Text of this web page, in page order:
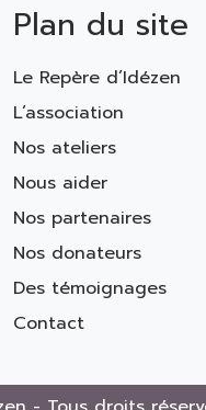
Plan du site
Le Repère d’Idézen
L’association
Nos ateliers
Nous aider
Nos partenaires
Nos donateurs
Des témoignages
Contact